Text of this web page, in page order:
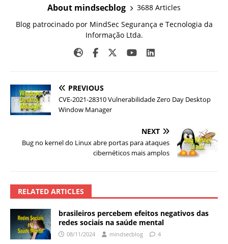
About mindsecblog
3688 Articles
Blog patrocinado por MindSec Segurança e Tecnologia da
Informação Ltda.
PREVIOUS
CVE-2021-28310 Vulnerabilidade Zero Day Desktop
Window Manager
NEXT
Bug no kernel do Linux abre portas para ataques
cibernéticos mais amplos
RELATED ARTICLES
brasileiros percebem efeitos negativos das
redes sociais na saúde mental
08/11/2024 mindsecblog 4